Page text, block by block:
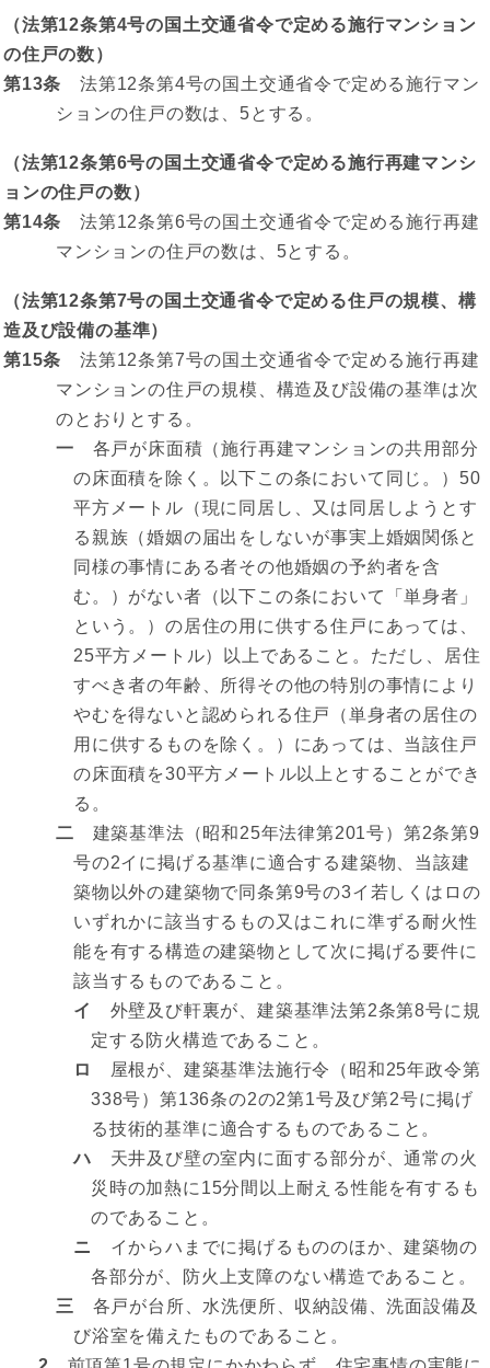
（法第12条第4号の国土交通省令で定める施行マンション
の住戸の数）
第13条 法第12条第4号の国土交通省令で定める施行マン
ションの住戸の数は、5とする。
（法第12条第6号の国土交通省令で定める施行再建マンシ
ョンの住戸の数）
第14条 法第12条第6号の国土交通省令で定める施行再建
マンションの住戸の数は、5とする。
（法第12条第7号の国土交通省令で定める住戸の規模、構
造及び設備の基準）
第15条 法第12条第7号の国土交通省令で定める施行再建
マンションの住戸の規模、構造及び設備の基準は次
のとおりとする。
一 各戸が床面積（施行再建マンションの共用部分
の床面積を除く。以下この条において同じ。）50
平方メートル（現に同居し、又は同居しようとす
る親族（婚姻の届出をしないが事実上婚姻関係と
同様の事情にある者その他婚姻の予約者を含
む。）がない者（以下この条において「単身者」
という。）の居住の用に供する住戸にあっては、
25平方メートル）以上であること。ただし、居住
すべき者の年齢、所得その他の特別の事情により
やむを得ないと認められる住戸（単身者の居住の
用に供するものを除く。）にあっては、当該住戸
の床面積を30平方メートル以上とすることができ
る。
二 建築基準法（昭和25年法律第201号）第2条第9
号の2イに掲げる基準に適合する建築物、当該建
築物以外の建築物で同条第9号の3イ若しくはロの
いずれかに該当するもの又はこれに準ずる耐火性
能を有する構造の建築物として次に掲げる要件に
該当するものであること。
イ
外壁及び軒裏が、建築基準法第2条第8号に規
定する防火構造であること。
ロ
屋根が、建築基準法施行令（昭和25年政令第
338号）第136条の2の2第1号及び第2号に掲げ
る技術的基準に適合するものであること。
ハ 天井及び壁の室内に面する部分が、通常の火
災時の加熱に15分間以上耐える性能を有するも
のであること。
ニ
イからハまでに掲げるもののほか、建築物の
各部分が、防火上支障のない構造であること。
三
各戸が台所、水洗便所、収納設備、洗面設備及
び浴室を備えたものであること。